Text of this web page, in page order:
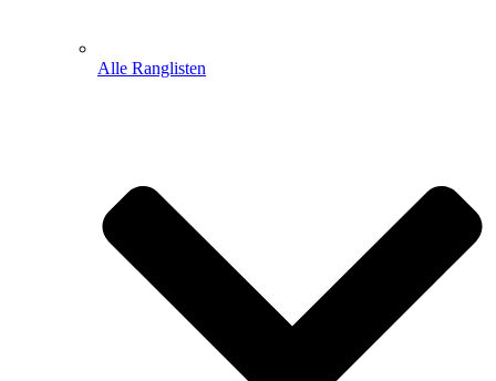
Alle Ranglisten